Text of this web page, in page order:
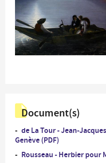
Document(s)
de La Tour - Jean-
Genève (PDF)
Rousseau - Herbier pour